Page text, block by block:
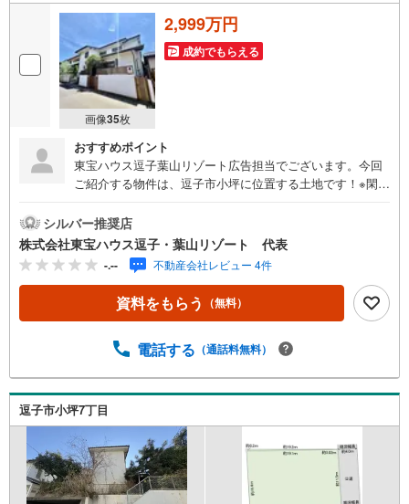
画像35枚
2,999万円
成約でもらえる
おすすめポイント
東宝ハウス逗子葉山リゾート広告担当でございます。今回
ご紹介する物件は、逗子市小坪に位置する土地です！※閑静
で建てられます。《東宝ハウス逗子葉山リゾート》私たち
は、この地域に特化した不動産仲介を通じて、皆さまが理
想とする暮らしを実現するお手伝いをしています。住まい
選びは、単に「家を買う・借りる」ことではなく、「どん
な人生を送りたいか」を考える大切なプロセスです。逗
子・葉山には、海を望む戸建て、緑豊かな住宅街、趣のあ
の雰囲気や暮らし方、コミュニティの魅力まで、リアルな
をいたします。「週末だけでも海のそばで過ごしたい」
「将来的に移住を考えている」「理想の住まいを見つけた
い」-- そんな思いをお持ちの方は、ぜひ私たちにご相談く
ださい。逗子・葉山の魅力を知り尽くしたプロとして、皆
さまの新しい暮らしの第一歩を全力でサポートいたしま
す。どうぞお気軽にお問い合わせください。
シルバー推奨店
株式会社東宝ハウス逗子・葉山リゾート 代表
-.-- 不動産会社レビュー 4件
資料をもらう （無料）
電話する （通話料無料）
逗子市小坪7丁目